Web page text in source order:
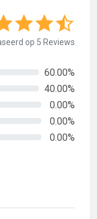
op 5 Reviews
60.00%
40.00%
0.00%
0.00%
0.00%